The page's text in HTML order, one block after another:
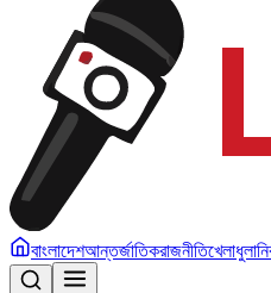
বাংলাদেশআন্তর্জাতিকরাজনীতিখেলাধুলা